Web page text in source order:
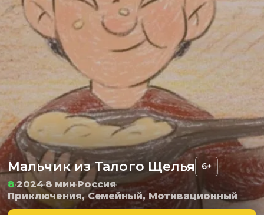
Мальчик из Талого Щелья 6+
8 20248 мин Россия
Приключения, Семейный, Мотивационный